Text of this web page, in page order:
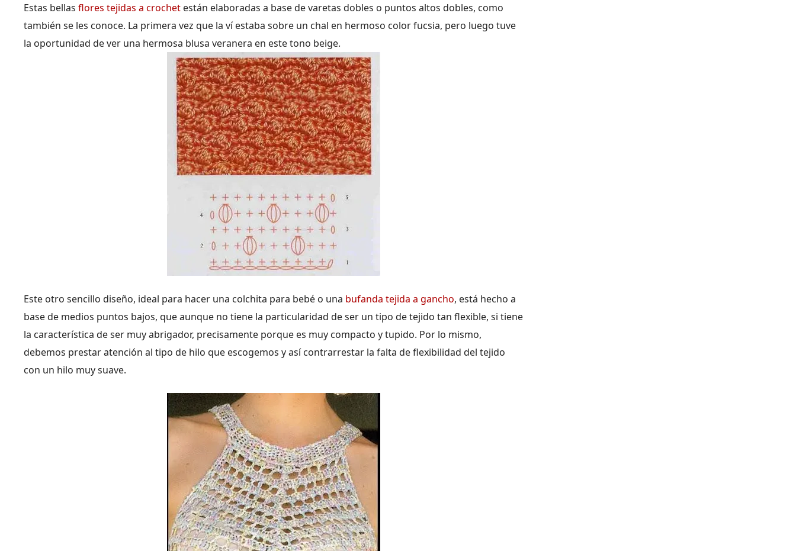
Estas bellas flores tejidas a crochet están elaboradas a base de varetas dobles o puntos altos dobles, como
también se les conoce. La primera vez que la ví estaba sobre un chal en hermoso color fucsia, pero luego tuve
la oportunidad de ver una hermosa blusa veranera en este tono beige.
Este otro sencillo diseño, ideal para hacer una colchita para bebé o una bufanda tejida a gancho, está hecho a
base de medios puntos bajos, que aunque no tiene la particularidad de ser un tipo de tejido tan flexible, si tiene
la característica de ser muy abrigador, precisamente porque es muy compacto y tupido. Por lo mismo,
debemos prestar atención al tipo de hilo que escogemos y así contrarrestar la falta de flexibilidad del tejido
con un hilo muy suave.